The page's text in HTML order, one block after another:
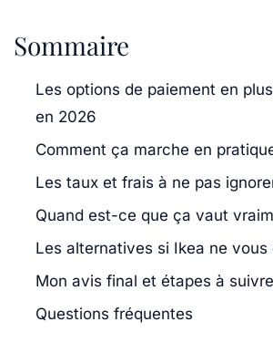
Sommaire
Les options de paiement en
en 2026
Comment ça marche en
Les taux et frais à ne pas
Quand est-ce que ça vaut
Les alternatives si Ikea ne
Mon avis final et étapes à suivre
Questions fréquentes